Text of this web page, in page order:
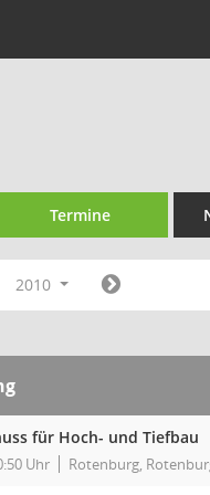
Termine
2010
für Hoch- und Tiefbau
Uhr Rotenburg,